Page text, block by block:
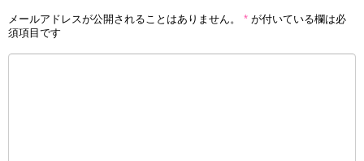
メールアドレスが公開されることはありません。 * が付いている欄は必
須項目です